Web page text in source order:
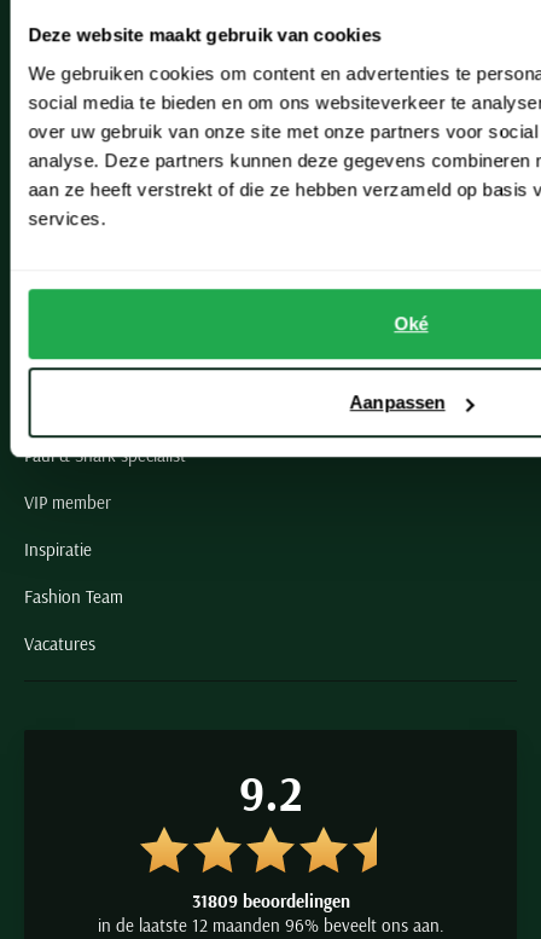
Deze website maakt gebruik van cookies
We gebruiken cookies om content en advertenties te
social media te bieden en om ons websiteverkeer te
over uw gebruik van onze site met onze partners voor
analyse. Deze partners kunnen deze gegevens combineren
aan ze heeft verstrekt of die ze hebben verzameld op basis
services.
Oké
Aanpassen
Leiderdorp
Lisse
Noordwijk
Openingstijden winkels
Schulte Herenmode
Paul & Shark specialist
VIP member
Inspiratie
Fashion Team
Vacatures
9.2
31809 beoordelingen
in de laatste 12 maanden 96% beveelt ons aan.